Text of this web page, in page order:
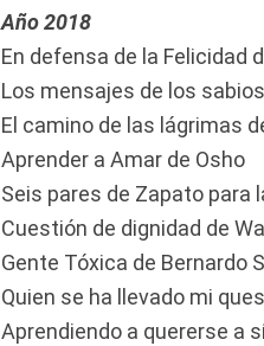
Año 2018
En defensa de la Felicidad
Los mensajes de los
El camino de las lágrimas
Aprender a Amar de Osho
Seis pares de Zapato para
Cuestión de dignidad de
Gente Tóxica de Bernardo
Quien se ha llevado mi
Aprendiendo a quererse a